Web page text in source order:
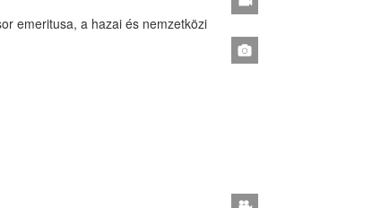
emeritusa, a hazai és nemzetközi